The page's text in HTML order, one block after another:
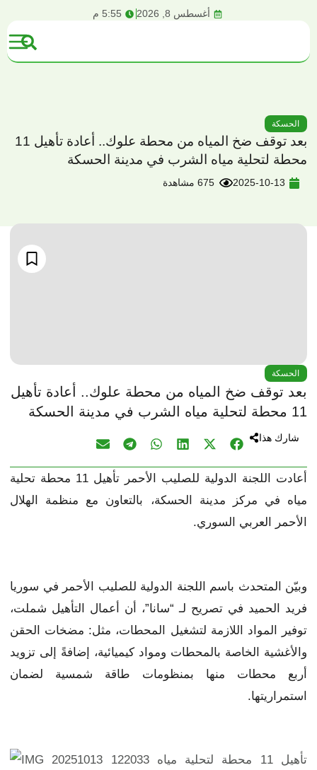
أغسطس 8, 2026 5:55 م
الحسكة
بعد توقف ضخ المياه من محطة علوك.. أعادة تأهيل 11
محطة لتحلية مياه الشرب في مدينة الحسكة
2025-10-13 675 مشاهدة
الحسكة
بعد توقف ضخ المياه من محطة علوك.. أعادة تأهيل
11 محطة لتحلية مياه الشرب في مدينة الحسكة
شارك هذا
أعادت اللجنة الدولية للصليب الأحمر تأهيل 11 محطة تحلية
مياه في مركز مدينة الحسكة، بالتعاون مع منظمة الهلال
الأحمر العربي السوري.
وبيّن المتحدث باسم اللجنة الدولية للصليب الأحمر في سوريا
فريد الحميد في تصريح لـ “سانا”، أن أعمال التأهيل شملت،
توفير المواد اللازمة لتشغيل المحطات، مثل: مضخات الحقن
والأغشية الخاصة بالمحطات ومواد كيميائية، إضافةً إلى تزويد
أربع محطات منها بمنظومات طاقة شمسية لضمان
استمراريتها.